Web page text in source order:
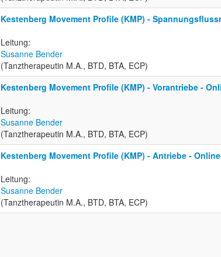
Kestenberg Movement Profile (KMP) -
Leitung:
Susanne Bender
(Tanztherapeutin M.A., BTD, BTA, ECP)
Kestenberg Movement Profile (KMP) - Vorantriebe -
Leitung:
Susanne Bender
(Tanztherapeutin M.A., BTD, BTA, ECP)
Kestenberg Movement Profile (KMP) - Antriebe -
Leitung:
Susanne Bender
(Tanztherapeutin M.A., BTD, BTA, ECP)